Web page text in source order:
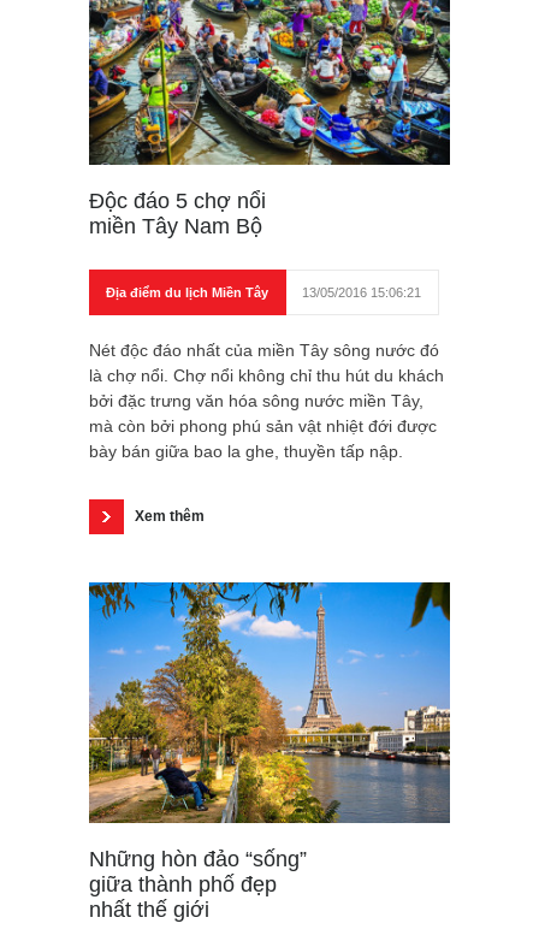
Độc đáo 5 chợ nổi
miền Tây Nam Bộ
Địa điểm du lịch Miền Tây 13/05/2016 15:06:21
Nét độc đáo nhất của miền Tây sông nước đó
là chợ nổi. Chợ nổi không chỉ thu hút du khách
bởi đặc trưng văn hóa sông nước miền Tây,
mà còn bởi phong phú sản vật nhiệt đới được
bày bán giữa bao la ghe, thuyền tấp nập.
Xem thêm
Những hòn đảo “sống”
giữa thành phố đẹp
nhất thế giới